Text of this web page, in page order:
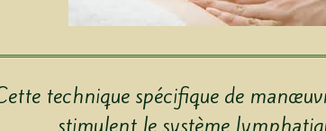
technique spécifique de